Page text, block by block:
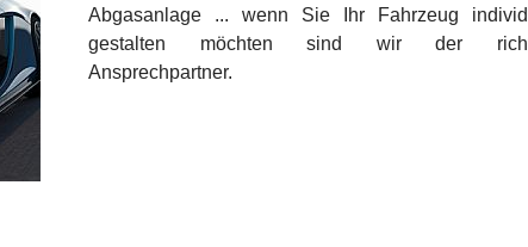
Abgasanlage ... wenn Sie Ihr Fahrzeug
gestalten möchten sind wir der
Ansprechpartner.